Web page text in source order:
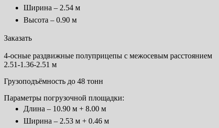
Ширина – 2.54 м
Высота – 0.90 м
Заказать
4-осные раздвижные полуприцепы с межосевым расстоянием
2.51-1.36-2.51 м
Грузоподъёмность до 48 тонн
Параметры погрузочной площадки:
Длина – 10.90 м + 8.00 м
Ширина – 2.53 м + 0.46 м